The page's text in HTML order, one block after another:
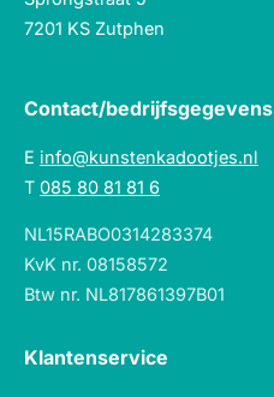
7201 KS Zutphen
Contact/bedrijfsgegevens
E info@kunstenkadootjes.nl
T 085 80 81 81 6
NL15RABO0314283374
KvK nr. 08158572
Btw nr. NL817861397B01
Klantenservice